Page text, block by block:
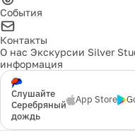
События
Контакты
О нас Экскурсии Silver
информация
Слушайте
Серебряный
дождь
App Store